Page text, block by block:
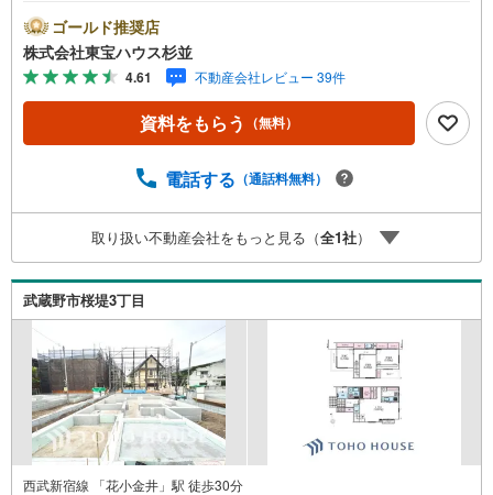
ル感と開放感です。周囲は第一種低層住居専用地域を含む
穏やかな住宅街で、広い南側公道に面しているため、どの
棟も陽当りと通風に大変恵まれています。お住まいは、こ
れからの時代に相応しい先進の「みらいエコ住宅」仕様。
初期費用無料で利用できる太陽光発電パネルと蓄電池が全
棟に標準搭載されており、日々の光熱費を賢く抑えられる
ています。さらに15年後にはシステム一式が無償譲渡され
最大95％軽減する住友ゴムの制震ユニット「MIRAIE」を採
用し、大切な家族の明日をしっかりと守る高い安全性を実
現しています。省エネ等級を誇る、武蔵野の上質な新築一
戸建てをぜひ当日のご案内で体感してください。
ゴールド推奨店
株式会社東宝ハウス杉並
4.61 不動産会社レビュー 39件
資料をもらう （無料）
電話する （通話料無料）
取り扱い不動産会社をもっと見る（全1社）
武蔵野市桜堤3丁目
西武新宿線 「花小金井」駅 徒歩30分